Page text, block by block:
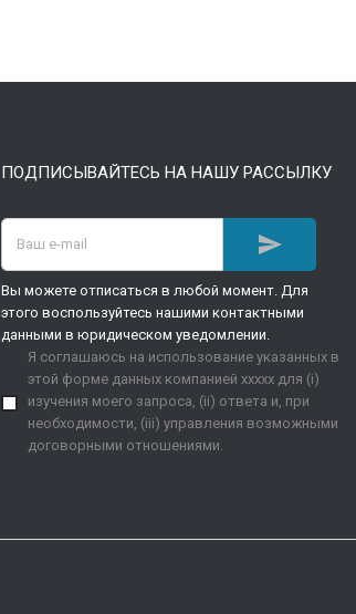
ПОДПИСЫВАЙТЕСЬ НА НАШУ РАССЫЛКУ

Вы можете отписаться в любой момент. Для
этого воспользуйтесь нашими контактными
данными в юридическом уведомлении.
Я соглашаюсь на использование указанных в
этой форме данных компанией xxxxx для (i)
изучения моего запроса, (ii) ответа и, при
необходимости, (iii) управления возможными
договорными отношениями.